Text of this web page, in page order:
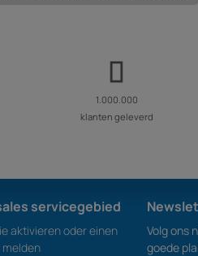
1.000.000
klanten geleverd
servicegebied
aktivieren oder einen
Volg ons
goede